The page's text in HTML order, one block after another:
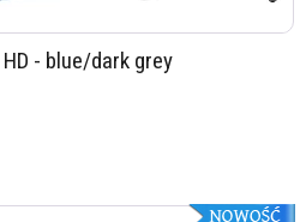
- blue/dark grey